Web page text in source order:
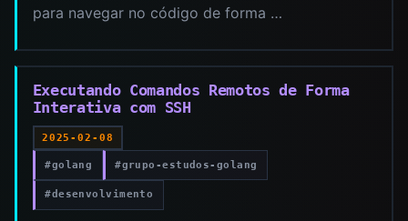
para navegar no código de forma …
Executando Comandos Remotos de Forma
Interativa com SSH
2025-02-08
#golang #grupo-estudos-golang
#desenvolvimento